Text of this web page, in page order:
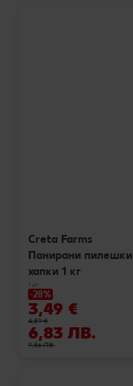
Creta Farms
Панирани пилешки
хапки 1 кг
1 кг
-28%
3,49 €
4,89 €
6,83 ЛВ.
9,56 ЛВ.